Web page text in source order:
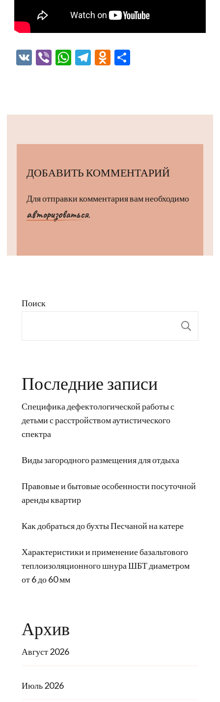
VK ViberWhatsApp
Telegram
Odnoklassniki
ДОБАВИТЬ КОММЕНТАРИЙ
Для отправки комментария вам необходимо
авторизоваться.
Поиск
Последние записи
Специфика дефектологической работы с
детьми с расстройством аутистического
спектра
Виды загородного размещения для отдыха
Правовые и бытовые особенности посуточной
аренды квартир
Как добраться до бухты Песчаной на катере
Характеристики и применение базальтового
теплоизоляционного шнура ШБТ диаметром
от 6 до 60 мм
Архив
Август 2026
Июль 2026